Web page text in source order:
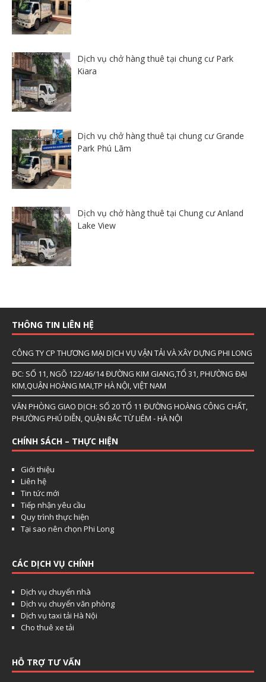
Dịch vụ chở hàng thuê tại chung cư Park
Kiara
Dịch vụ chở hàng thuê tại chung cư Grande
Park Phú Lãm
Dịch vụ chở hàng thuê tại Chung cư Anland
Lake View
THÔNG TIN LIÊN HỆ
CÔNG TY CP THƯƠNG MẠI DỊCH VỤ VẬN TẢI VÀ XÂY DỰNG PHI LONG
ĐC: SỐ 11, NGÕ 122/46/14 ĐƯỜNG KIM GIANG,TỔ 31, PHƯỜNG ĐẠI
KIM,QUẬN HOÀNG MAI,TP HÀ NỘI, VIỆT NAM
VĂN PHÒNG GIAO DỊCH: SỐ 20 TỔ 11 ĐƯỜNG HOÀNG CÔNG CHẤT,
PHƯỜNG PHÚ DIỄN, QUẬN BẮC TỪ LIÊM - HÀ NỘI
CHÍNH SÁCH – THỰC HIỆN
Giới thiệu
Liên hệ
Tin tức mới
Tiếp nhận yêu cầu
Quy trình thực hiện
Tại sao nên chọn Phi Long
CÁC DỊCH VỤ CHÍNH
Dịch vụ chuyển nhà
Dịch vụ chuyển văn phòng
Dịch vụ taxi tải Hà Nội
Cho thuê xe tải
HỖ TRỢ TƯ VẤN